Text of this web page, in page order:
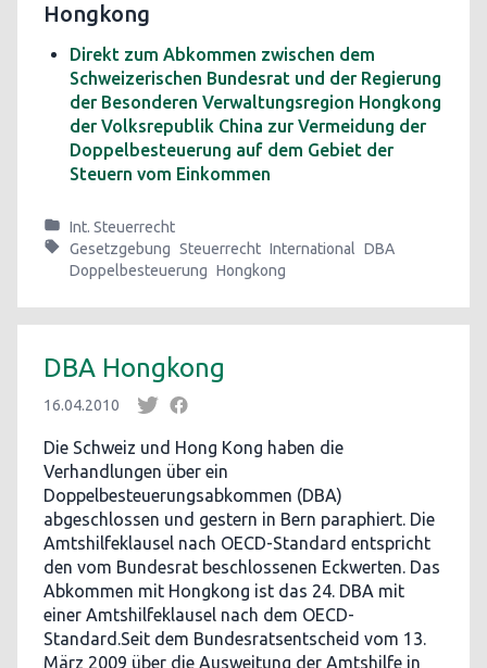
Hongkong
Direkt zum Abkommen zwischen dem
Schweizerischen Bundesrat und der Regierung
der Besonderen Verwaltungsregion Hongkong
der Volksrepublik China zur Vermeidung der
Doppelbesteuerung auf dem Gebiet der
Steuern vom Einkommen
Int. Steuerrecht
Gesetzgebung Steuerrecht International DBA
Doppelbesteuerung Hongkong
DBA Hongkong
16.04.2010
Die Schweiz und Hong Kong haben die
Verhandlungen über ein
Doppelbesteuerungsabkommen (DBA)
abgeschlossen und gestern in Bern paraphiert. Die
Amtshilfeklausel nach OECD-Standard entspricht
den vom Bundesrat beschlossenen Eckwerten. Das
Abkommen mit Hongkong ist das 24. DBA mit
einer Amtshilfeklausel nach dem OECD-
Standard.Seit dem Bundesratsentscheid vom 13.
März 2009 über die Ausweitung der Amtshilfe in